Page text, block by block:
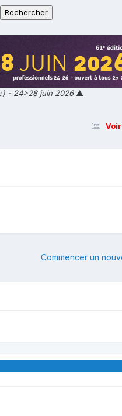
- 24>28 juin 2026▲
Commencer un